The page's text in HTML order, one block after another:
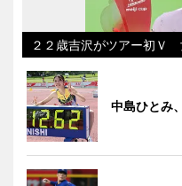
２２歳吉沢がツアー初Ｖ
中島ひとみ